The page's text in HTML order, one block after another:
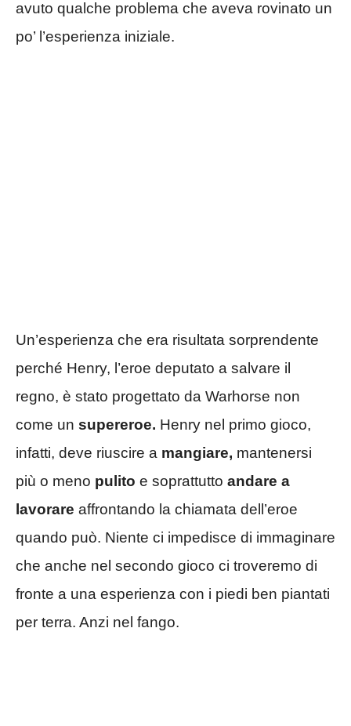
avuto qualche problema che aveva rovinato un
po’ l’esperienza iniziale.
Un’esperienza che era risultata sorprendente
perché Henry, l’eroe deputato a salvare il
regno, è stato progettato da Warhorse non
come un supereroe. Henry nel primo gioco,
infatti, deve riuscire a mangiare, mantenersi
più o meno pulito e soprattutto andare a
lavorare affrontando la chiamata dell’eroe
quando può. Niente ci impedisce di immaginare
che anche nel secondo gioco ci troveremo di
fronte a una esperienza con i piedi ben piantati
per terra. Anzi nel fango.